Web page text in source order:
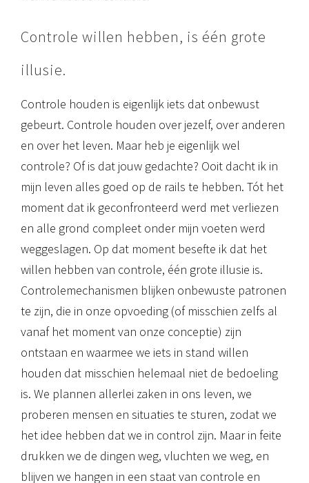
Controle willen hebben, is één grote
illusie.
Controle houden is eigenlijk iets dat onbewust
gebeurt. Controle houden over jezelf, over anderen
en over het leven. Maar heb je eigenlijk wel
controle? Of is dat jouw gedachte? Ooit dacht ik in
mijn leven alles goed op de rails te hebben. Tót het
moment dat ik geconfronteerd werd met verliezen
en alle grond compleet onder mijn voeten werd
weggeslagen. Op dat moment besefte ik dat het
willen hebben van controle, één grote illusie is.
Controlemechanismen blijken onbewuste patronen
te zijn, die in onze opvoeding (of misschien zelfs al
vanaf het moment van onze conceptie) zijn
ontstaan en waarmee we iets in stand willen
houden dat misschien helemaal niet de bedoeling
is. We plannen allerlei zaken in ons leven, we
proberen mensen en situaties te sturen, zodat we
het idee hebben dat we in control zijn. Maar in feite
drukken we de dingen weg, vluchten we weg, en
blijven we hangen in een staat van controle en